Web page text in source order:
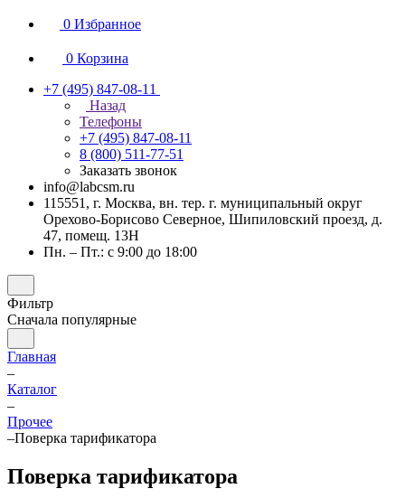
0 Избранное
0 Корзина
+7 (495) 847-08-11
Назад
Телефоны
+7 (495) 847-08-11
8 (800) 511-77-51
Заказать звонок
info@labcsm.ru
115551, г. Москва, вн. тер. г. муниципальный округ
Орехово-Борисово Северное, Шипиловский проезд, д.
47, помещ. 13Н
Пн. – Пт.: с 9:00 до 18:00
Фильтр
Сначала популярные
Главная
–
Каталог
–
Прочее
–Поверка тарификатора
Поверка тарификатора